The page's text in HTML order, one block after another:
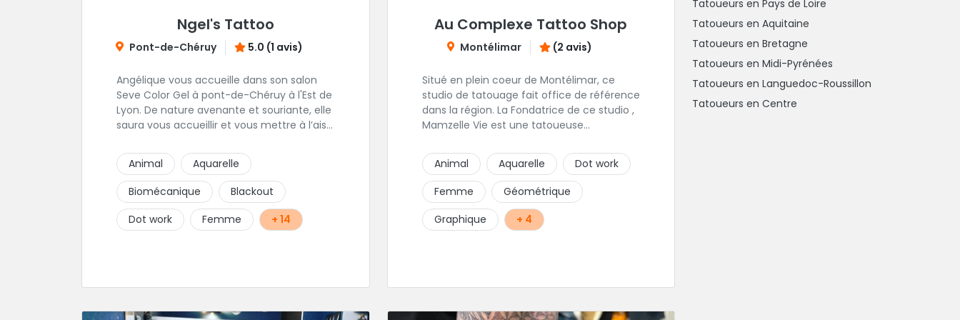
Ngel's Tattoo
Pont-de-Chéruy 5.0 (1 avis)
Angélique vous accueille dans son salon
Seve Color Gel à pont-de-Chéruy à l'Est de
Lyon. De nature avenante et souriante, elle
saura vous accueillir et vous mettre à l’aise
très fin lui permet de réaliser tous types de
tatouages allant des calligraphies, motifs
floraux au réalisme.
Animal
Aquarelle
Biomécanique
Blackout
Dot work
Femme + 14
Au Complexe Tattoo Shop
Montélimar (2 avis)
Situé en plein coeur de Montélimar, ce
studio de tatouage fait office de référence
dans la région. La Fondatrice de ce studio ,
Mamzelle Vie est une tatoueuse
yeux fermés ! Une excellente adresse !
Animal Aquarelle
Dot work
Femme
Géométrique
Graphique
+ 4
Tatoueurs en Pays de Loire
Tatoueurs en Aquitaine
Tatoueurs en Bretagne
Tatoueurs en Midi-Pyrénées
Tatoueurs en Languedoc-Roussillon
Tatoueurs en Centre